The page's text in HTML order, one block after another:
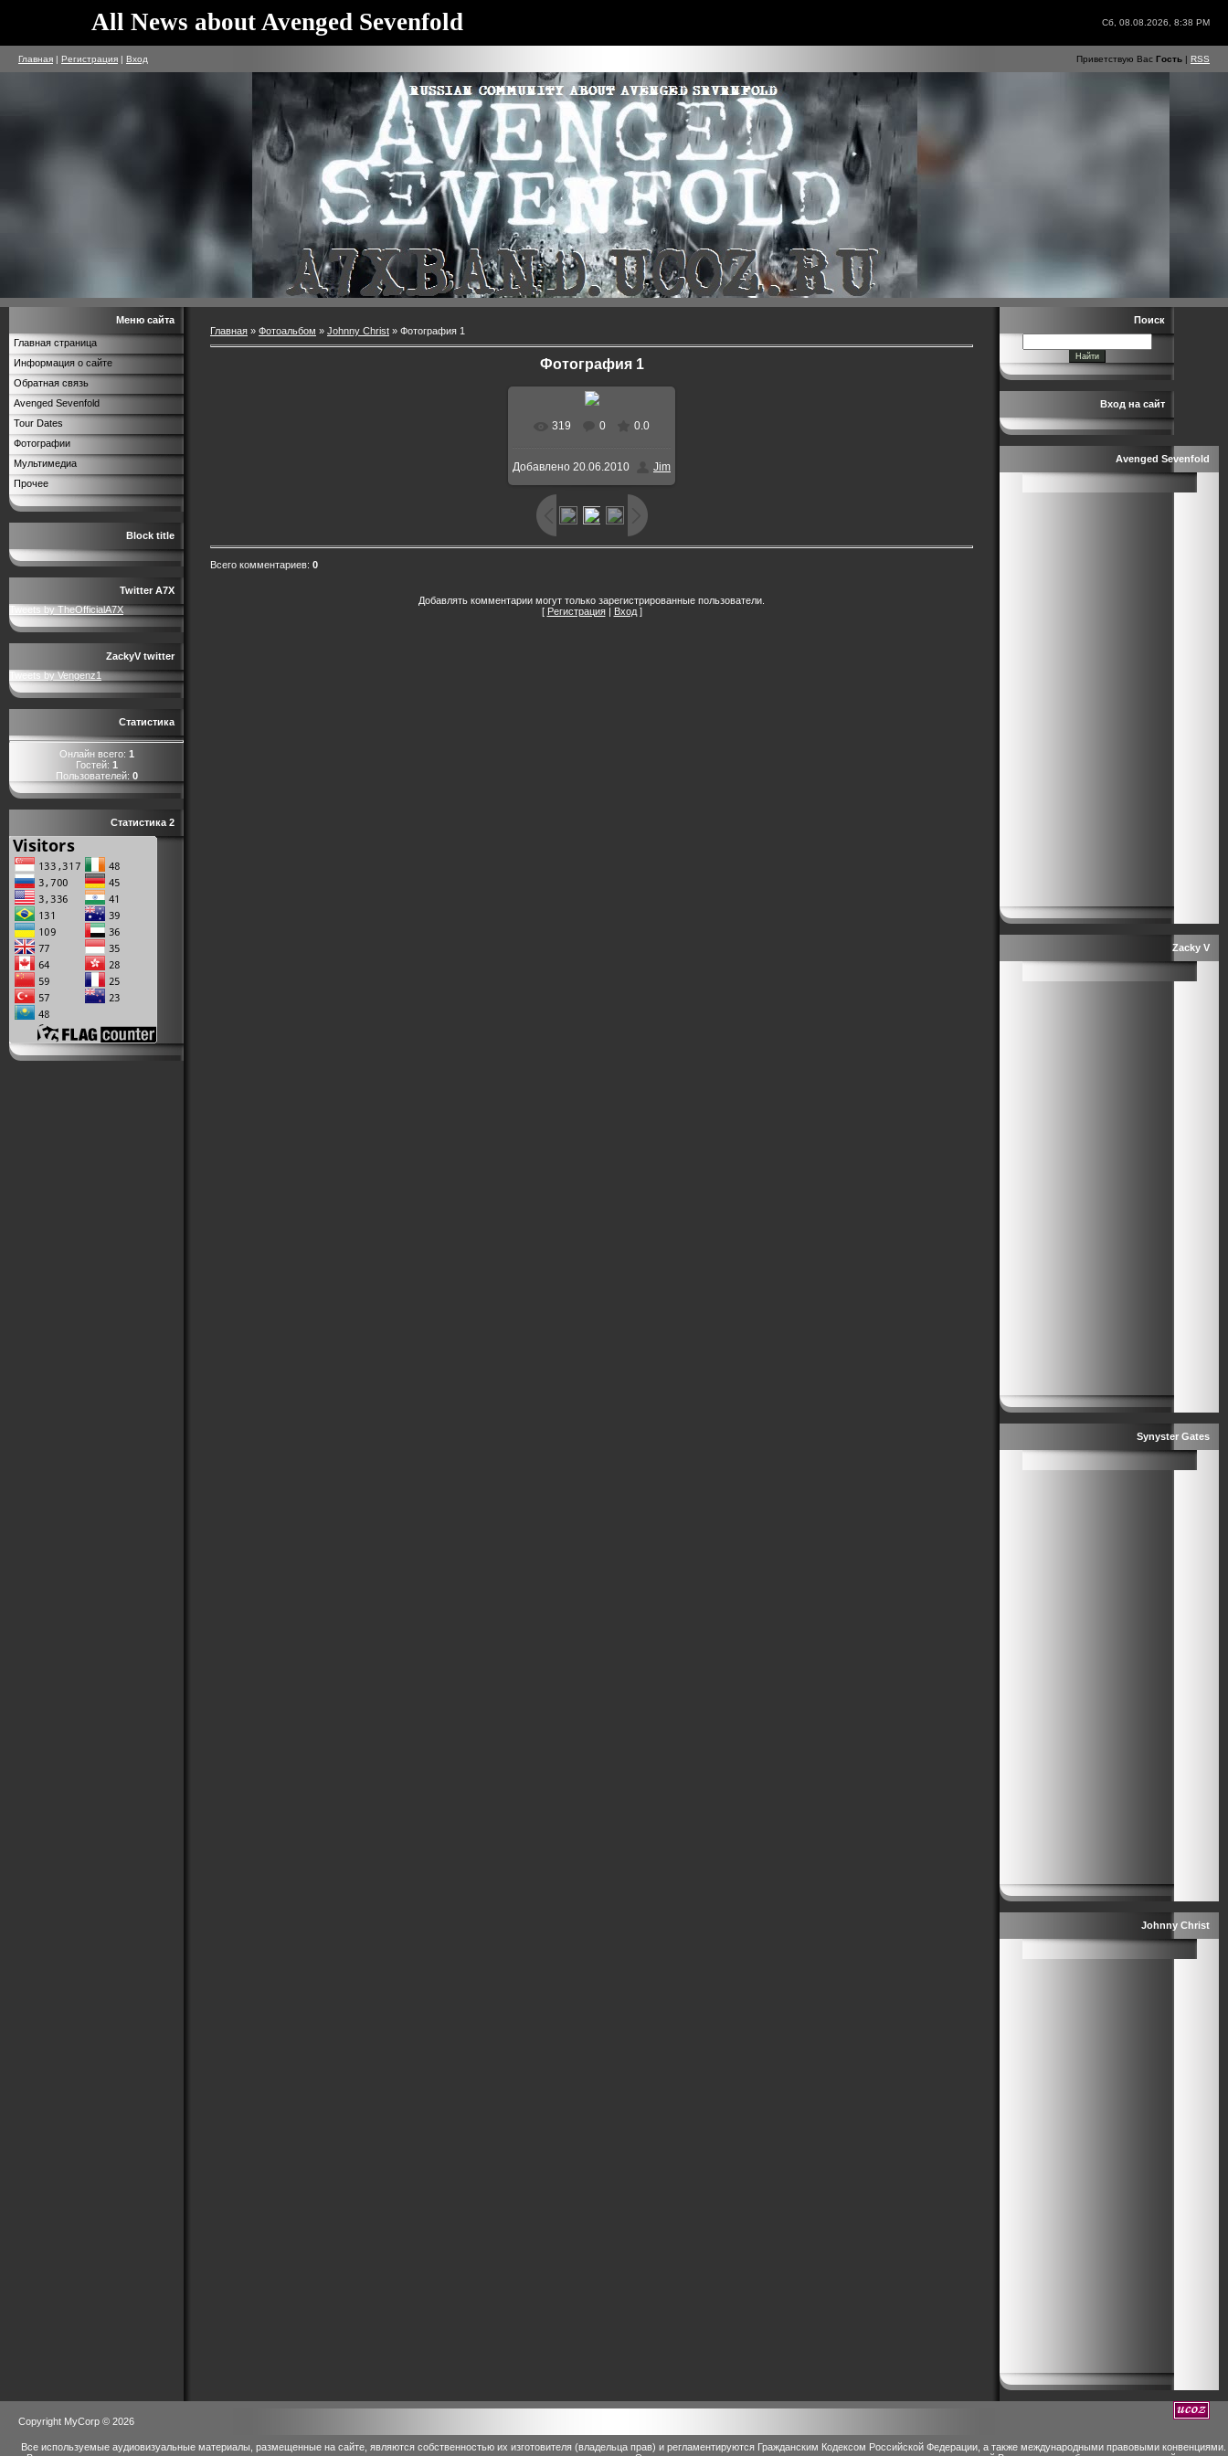
All News about Avenged Sevenfold Сб, 08.08.2026, 8:38 PM
Главная | Регистрация | Вход Приветствую Вас Гость | RSS
Меню сайта
Главная страница
Информация о сайте
Обратная связь
Avenged Sevenfold
Tour Dates
Фотографии
Мультимедиа
Прочее
Block title
Twitter A7X
Tweets by TheOfficialA7X
ZackyV twitter
Tweets by Vengenz1
Статистика
Онлайн всего: 1
Гостей: 1
Пользователей: 0
Статистика 2
Главная » Фотоальбом » Johnny Christ » Фотография 1
Фотография 1
В реальном размере
800x600/ 154.1Kb
319 0 0.0
Добавлено 20.06.2010 Jim
Всего комментариев: 0
Добавлять комментарии могут только зарегистрированные пользователи.
[ Регистрация| Вход]
Поиск
Вход на сайт
Avenged Sevenfold
Zacky V
Synyster Gates
Johnny Christ
Copyright MyCorp © 2026
Все используемые аудиовизуальные материалы, размещенные на сайте, являются собственностью их изготовителя (владельца прав) и регламентируются Гражданским Кодексом Российской Федерации, а также международными правовыми конвенциями.